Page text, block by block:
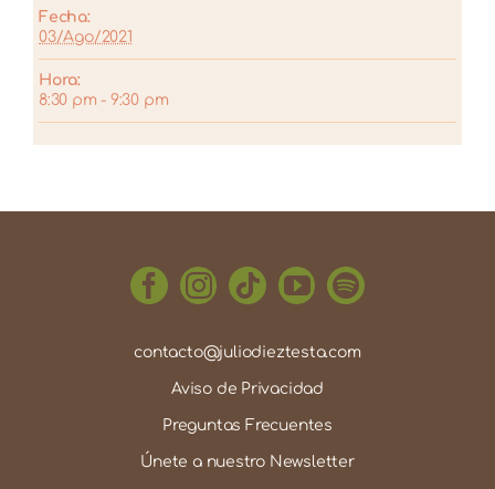
Fecha:
03/Ago/2021
Hora:
8:30 pm - 9:30 pm
contacto@juliodieztesta.com
Aviso de Privacidad
Preguntas Frecuentes
Únete a nuestro Newsletter